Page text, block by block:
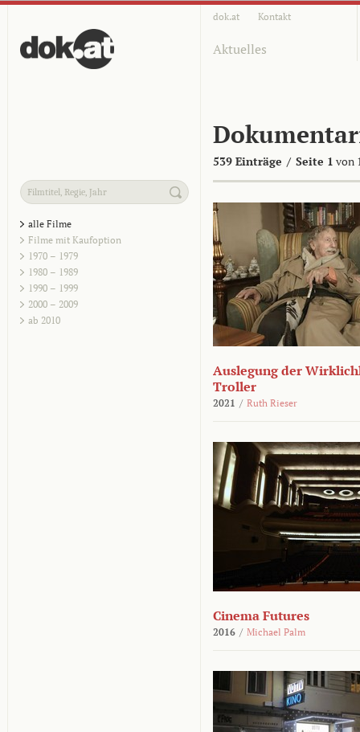
dok.at Kontakt
Aktuelles
539 Einträge / Seite 1 von
alle Filme
Filme mit Kaufoption
1970 – 1979
1980 – 1989
1990 – 1999
2000 – 2009
ab 2010
Auslegung der
Troller
2021 / Ruth Rieser
Cinema Futures
2016 / Michael Palm